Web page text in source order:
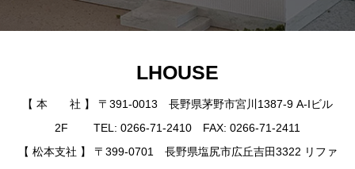
LHOUSE
【 本 社 】 〒391-0013 長野県茅野市宮川1387-9 A-Iビル
2F TEL: 0266-71-2410 FAX: 0266-71-2411
【 松本支社 】 〒399-0701 長野県塩尻市広丘吉田3322 リファ